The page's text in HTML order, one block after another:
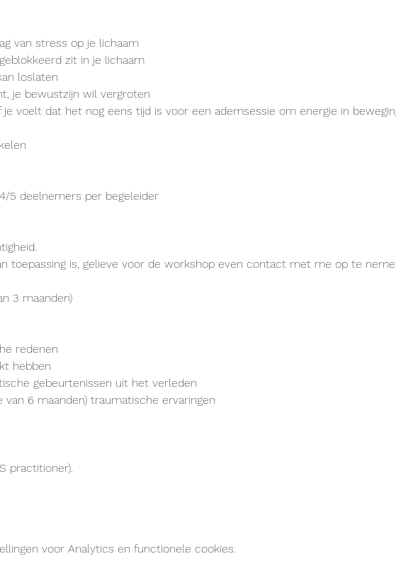
van stress op je lichaam
zit in je lichaam
loslaten
je bewustzijn wil vergroten
voelt dat het nog eens tijd is voor een ademsessie om energie in
5 deelnemers per begeleider
toepassing is, gelieve voor de workshop even contact met me op te
3 maanden)
redenen
hebben
gebeurtenissen uit het verleden
6 maanden) traumatische ervaringen
practitioner).
voor Analytics en functionele cookies.